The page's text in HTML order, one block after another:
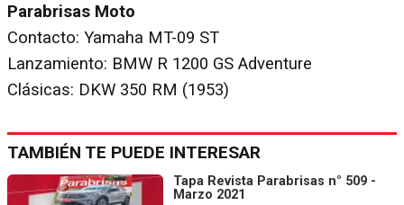
Parabrisas Moto
Contacto: Yamaha MT-09 ST
Lanzamiento: BMW R 1200 GS Adventure
Clásicas: DKW 350 RM (1953)
TAMBIÉN TE PUEDE INTERESAR
Tapa Revista Parabrisas n° 509 -
Marzo 2021